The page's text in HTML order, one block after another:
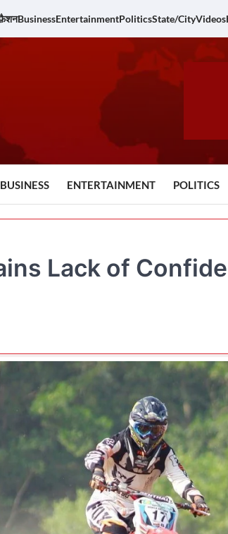
BusinessEntertainmentPoliticsState/CityVideos
BUSINESS ENTERTAINMENT POLITICS
Lack of